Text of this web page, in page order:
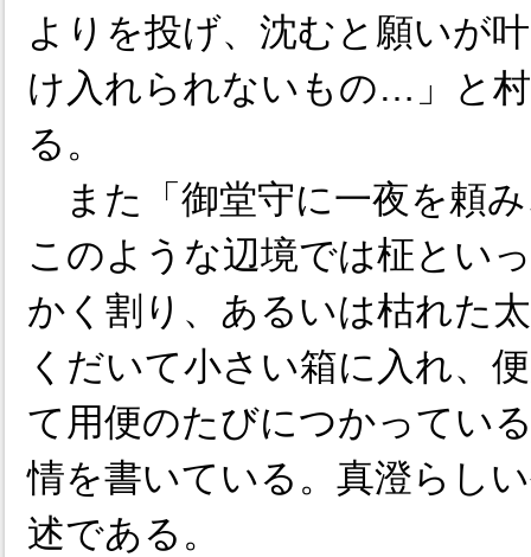
よりを投げ、沈むと願いが
け入れられないもの…」と
る。
また「御堂守に一夜を頼
このような辺境では柾とい
かく割り、あるいは枯れた
くだいて小さい箱に入れ、
て用便のたびにつかってい
情を書いている。真澄らし
述である。